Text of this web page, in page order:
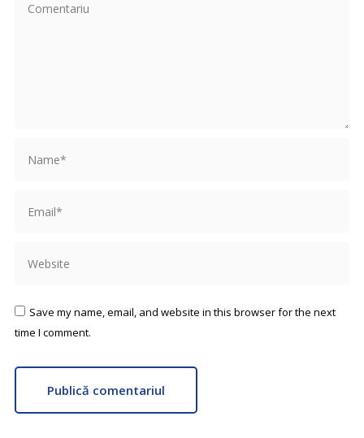
Comentariu
Save my name, email, and website in this browser for the next
time I comment.
Publică comentariul